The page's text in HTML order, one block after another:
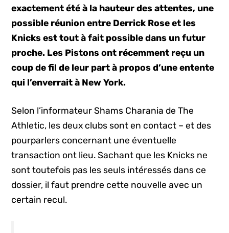
exactement été à la hauteur des attentes, une
possible réunion entre Derrick Rose et les
Knicks est tout à fait possible dans un futur
proche. Les Pistons ont récemment reçu un
coup de fil de leur part à propos d’une entente
qui l’enverrait à New York.
Selon l’informateur Shams Charania de The
Athletic, les deux clubs sont en contact – et des
pourparlers concernant une éventuelle
transaction ont lieu. Sachant que les Knicks ne
sont toutefois pas les seuls intéressés dans ce
dossier, il faut prendre cette nouvelle avec un
certain recul.